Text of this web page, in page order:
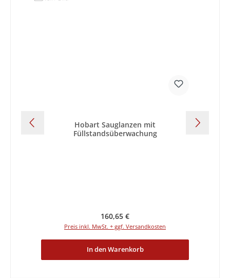
Hobart Sauglanzen mit
Füllstandsüberwachung
Regulärer Preis:
160,65 €
Preis inkl. MwSt. + ggf. Versandkosten
In den Warenkorb